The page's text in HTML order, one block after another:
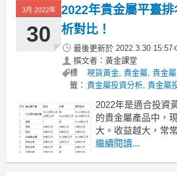
貴金屬保證金交易
章告訴你！
3月 2022年
30
2022年貴金屬平臺
析對比！
最後更新於 2022.3.30 15:57
撰文者：黃金課堂
標
籤：
現貨黃金, 貴金屬, 貴金
貴金屬投資分析, 貴金屬
2022年是適合投資
的貴金屬產品中，
大。收益越大，常
險，比如投資貴金
繼續閱讀...